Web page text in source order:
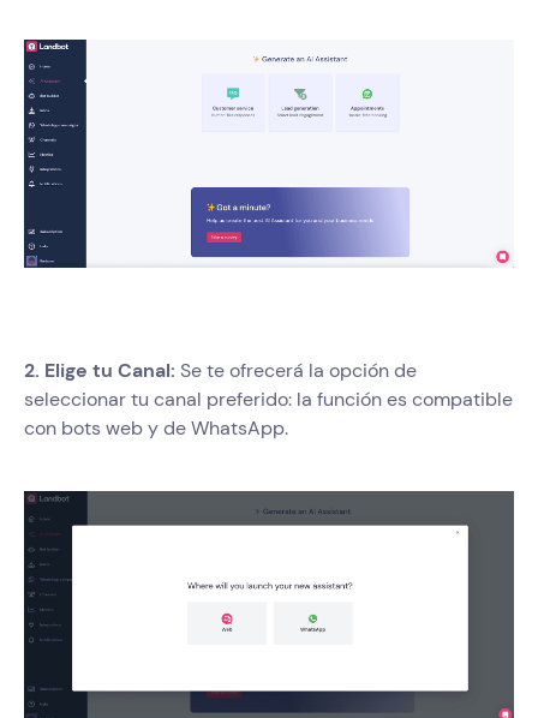
2. Elige tu Canal: Se te ofrecerá la opción de
seleccionar tu canal preferido: la función es compatible
con bots web y de WhatsApp.